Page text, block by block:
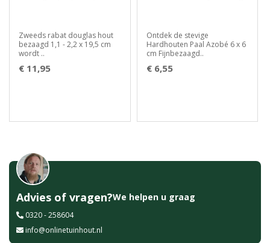
Zweeds rabat douglas hout
bezaagd 1,1 - 2,2 x 19,5 cm
wordt ..
€ 11,95
Ontdek de stevige
Hardhouten Paal Azobé 6 x 6
cm Fijnbezaagd..
€ 6,55
Advies of vragen?We helpen u graag
0320 - 258604
info@onlinetuinhout.nl